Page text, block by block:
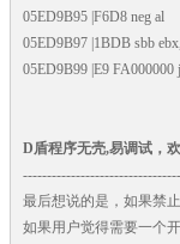
05ED9B95 |F6D8 neg al
05ED9B97 |1BDB sbb
05ED9B99 |E9 FA000000
D盾程序无壳,易调试，
最后想说的是，如果禁
如果用户觉得需要一个